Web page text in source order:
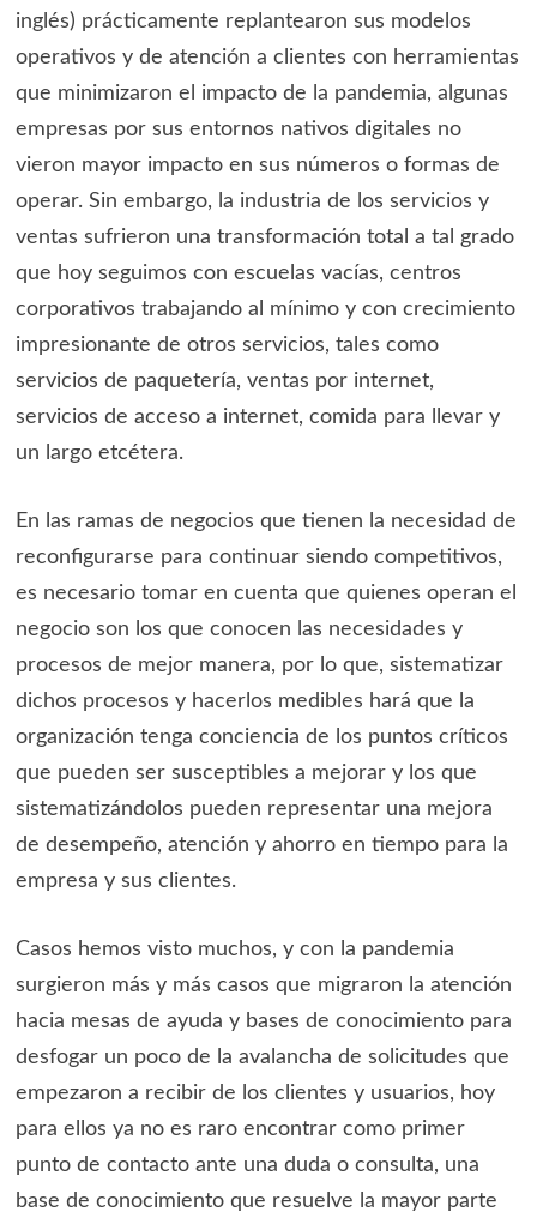
inglés) prácticamente replantearon sus modelos
operativos y de atención a clientes con herramientas
que minimizaron el impacto de la pandemia, algunas
empresas por sus entornos nativos digitales no
vieron mayor impacto en sus números o formas de
operar. Sin embargo, la industria de los servicios y
ventas sufrieron una transformación total a tal grado
que hoy seguimos con escuelas vacías, centros
corporativos trabajando al mínimo y con crecimiento
impresionante de otros servicios, tales como
servicios de paquetería, ventas por internet,
servicios de acceso a internet, comida para llevar y
un largo etcétera.
En las ramas de negocios que tienen la necesidad de
reconfigurarse para continuar siendo competitivos,
es necesario tomar en cuenta que quienes operan el
negocio son los que conocen las necesidades y
procesos de mejor manera, por lo que, sistematizar
dichos procesos y hacerlos medibles hará que la
organización tenga conciencia de los puntos críticos
que pueden ser susceptibles a mejorar y los que
sistematizándolos pueden representar una mejora
de desempeño, atención y ahorro en tiempo para la
empresa y sus clientes.
Casos hemos visto muchos, y con la pandemia
surgieron más y más casos que migraron la atención
hacia mesas de ayuda y bases de conocimiento para
desfogar un poco de la avalancha de solicitudes que
empezaron a recibir de los clientes y usuarios, hoy
para ellos ya no es raro encontrar como primer
punto de contacto ante una duda o consulta, una
base de conocimiento que resuelve la mayor parte